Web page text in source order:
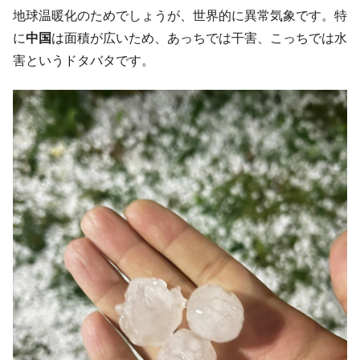
『Money1』
韓国大統領府ボンクラ政策室長が告発され
た ⇒ 国家が行った恐るべき株価操作であり、空前の国政壟
動」
『Money1』
中国だけが鉄鋼輸出を異常増加させる ⇒ 中
国の過剰生産が世界を蝕む。
『Money1』
韓国製造業「半導体絶好調」のウラで他業
種は全般的「不調」⇒ PSIが示す現況は決して良くない。
『Money1』
【米韓激突案件】韓国消費者院が『クーパ
ン』1人当たり賠償10万ウォンを認定 ⇒ 総額3兆7,000億
『Money1』 韓国で猛暑。南東部では干ばつ
『Money1』
韓国型イージス搭載の次世代駆逐艦
「KDDX」1番艦、2032年竣工と公示
『Money1』
【対日本円】ウォン安が急進！ 日米の協調
に韓国がいっちょがみしたのでは。
地球温暖化のためでしょうが、世界的に異常気象です。特
に中国は面積が広いため、あっちでは干害、こっちでは水
害というドタバタです。